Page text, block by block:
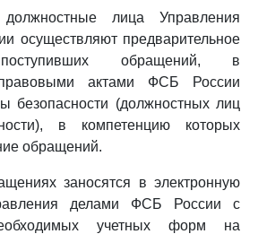
лица Управления
осуществляют предварительное
обращений, в
актами ФСБ России
безопасности (должностных лиц
в компетенцию которых
обращений.
заносятся в электронную
делами ФСБ России с
учетных форм на